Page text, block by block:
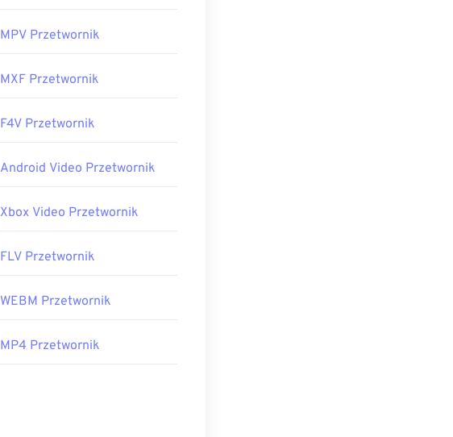
MPV Przetwornik
MXF Przetwornik
F4V Przetwornik
Android Video Przetwornik
Xbox Video Przetwornik
FLV Przetwornik
WEBM Przetwornik
MP4 Przetwornik